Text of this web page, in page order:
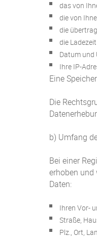
das von
die von
die
die
Datum und
Ihre IP-
Eine
Die
b) Umfang
Bei einer
erhoben
Daten:
Ihren Vor-
Straße,
Plz., Ort,